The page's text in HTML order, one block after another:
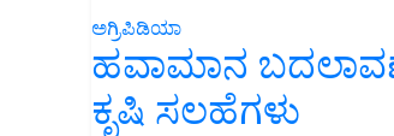
ಅಗ್ರಿಪಿಡಿಯಾ
ಹವಾಮಾನ
ಕೃಷಿ ಸಲಹೆಗಳು